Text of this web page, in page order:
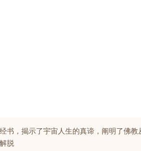
书，揭示了宇宙人生的真谛，阐明了佛教
脱